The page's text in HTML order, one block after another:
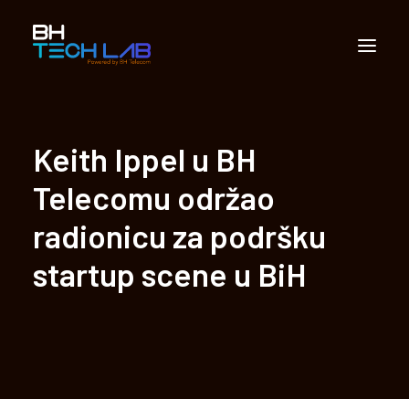
Apliciranje
Vijesti
Multimedija
Kontakt
Keith Ippel u BH
Telecomu održao
radionicu za podršku
startup scene u BiH